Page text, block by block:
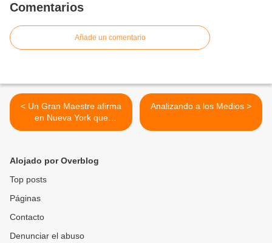
Comentarios
Añade un comentario
< Un Gran Maestre afirma
en Nueva York que
Zapatero pertenece a la
Analizando a los Medios >
Alojado por Overblog
Top posts
Páginas
Contacto
Denunciar el abuso